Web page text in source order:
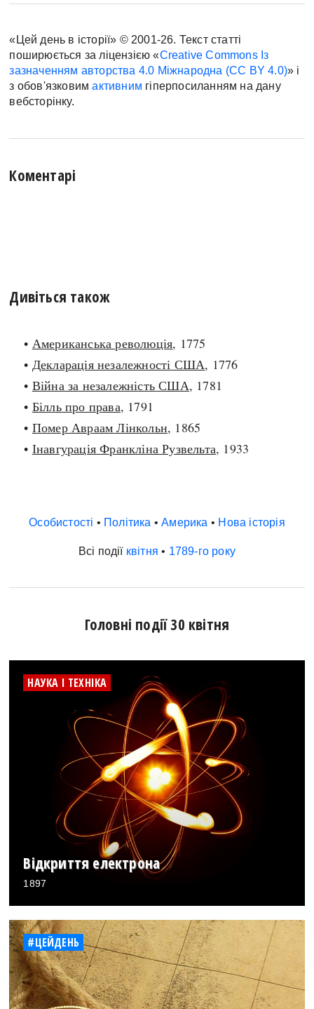
«Цей день в історії» © 2001-26. Текст статті
поширюється за ліцензією «Creative Commons Із
зазначенням авторства 4.0 Міжнародна (CC BY 4.0)» і
з обов'язковимактивним гіперпосиланням на дану
вебсторінку.
Коментарі
Дивіться також
• Американська революція, 1775
• Декларація незалежності США, 1776
• Війна за незалежність США, 1781
• Білль про права, 1791
• Помер Авраам Лінкольн, 1865
• Інавгурація Франкліна Рузвельта, 1933
Особистості • Політика •Америка • Нова історія
Всі події квітня • 1789-го року
Головні події 30 квітня
НАУКА І ТЕХНІКА
Відкриття електрона
1897
#ЦЕЙДЕНЬ